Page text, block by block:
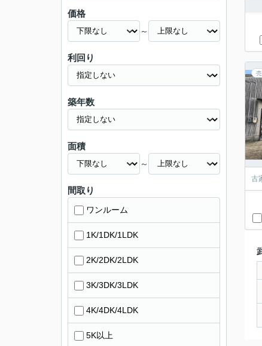
古
価格
～
利回り
築年数
面積
～
間取り
ワンルーム
1K/1DK/1LDK
2K/2DK/2LDK
3K/3DK/3LDK
4K/4DK/4LDK
5K以上